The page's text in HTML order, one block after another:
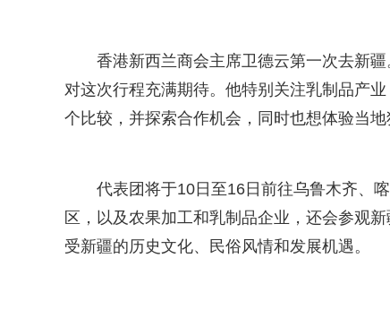
香港新西兰商会主席卫德云第一次去新
对这次行程充满期待。他特别关注乳制品产
个比较，并探索合作机会，同时也想体验当地
代表团将于10日至16日前往乌鲁木齐、
区，以及农果加工和乳制品企业，还会参观
受新疆的历史文化、民俗风情和发展机遇。